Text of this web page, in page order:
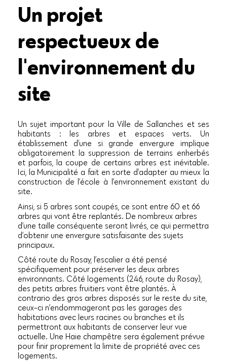
Un projet
respectueux de
l'environnement du
site
Un sujet important pour la Ville de Sallanches et ses
habitants : les arbres et espaces verts. Un
établissement d’une si grande envergure implique
obligatoirement la suppression de terrains enherbés
et parfois, la coupe de certains arbres est inévitable.
Ici, la Municipalité a fait en sorte d’adapter au mieux la
construction de l’école à l’environnement existant du
site.
Ainsi, si 5 arbres sont coupés, ce sont entre 60 et 66
arbres qui vont être replantés. De nombreux arbres
d’une taille conséquente seront livrés, ce qui permettra
d’obtenir une envergure satisfaisante des sujets
principaux.
Côté route du Rosay, l’escalier a été pensé
spécifiquement pour préserver les deux arbres
environnants. Côté logements (246, route du Rosay),
des petits arbres fruitiers vont être plantés. À
contrario des gros arbres disposés sur le reste du site,
ceux-ci n’endommageront pas les garages des
habitations avec leurs racines ou branches et ils
permettront aux habitants de conserver leur vue
actuelle. Une Haie champêtre sera également prévue
pour finir proprement la limite de propriété avec ces
logements.